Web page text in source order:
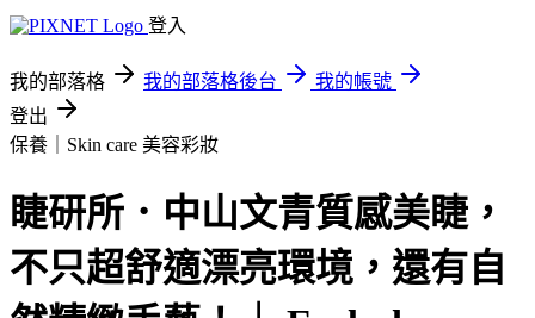
登入
我的部落格 我的部落格後台
我的帳號
登出
保養｜Skin care 美容彩妝
睫研所．中山文青質感美睫，
不只超舒適漂亮環境，還有自